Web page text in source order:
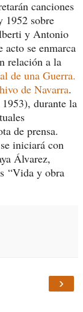
canciones
1952 sobre
y Antonio
acto se enmarca
relación a la
de una Guerra.
de Navarra.
durante la
de prensa.
iniciará con
Álvarez,
“Vida y obra
›